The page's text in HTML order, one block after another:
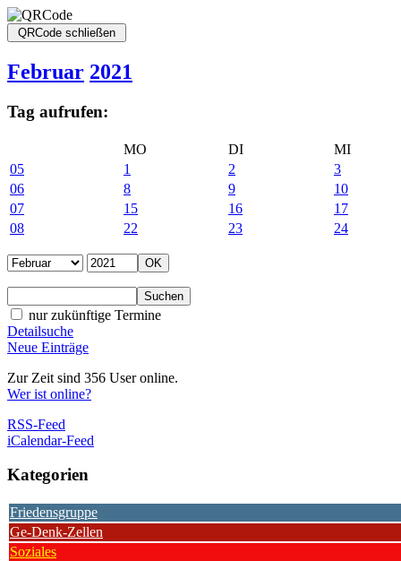
Februar 2021
Tag aufrufen:
MO DI
MI
05
1 2
3
06
8 9
10
07
15 16
17
08
22 23 24
nur zukünftige Termine
Detailsuche
Neue Einträge
Zur Zeit sind 356 User online.
Wer ist online?
RSS-Feed
iCalendar-Feed
Kategorien
Friedensgruppe
Ge-Denk-Zellen
Soziales